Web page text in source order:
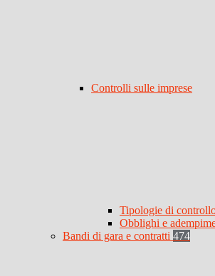
Controlli sulle imprese
Tipologie di
Obblighi e
Bandi di gara e contratti 474